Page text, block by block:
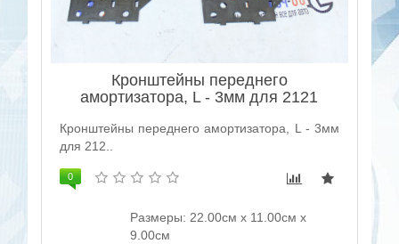
Кронштейны переднего
амортизатора, L - 3мм для 2121
Кронштейны переднего амортизатора, L - 3мм
для 212..
0
Размеры: 22.00см x 11.00см x
9.00см